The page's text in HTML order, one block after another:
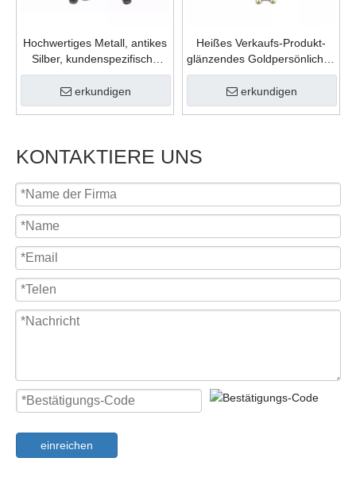
Hochwertiges Metall, antikes
Silber, kundenspezifische
Form, Gießfüllung, Farben,
Karnevalsmedaille für
Feiergeschenk
erkundigen
Heißes Verkaufs-Produkt-
glänzendes Goldpersönliches
Geschenk-Zink-Legierungs-
weicher Emaille-
kundenspezifisches Logo-
erkundigen
KONTAKTIERE UNS
einreichen